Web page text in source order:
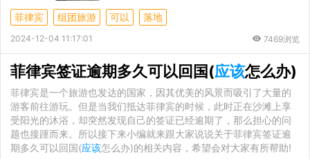
菲律宾 组团旅游 可以 落地
2024-12-04 11:17:01 7469浏览
菲律宾签证逾期多久可以回国(应该怎么办)
菲律宾是一个旅游也发达的国家，因其优美的风景而吸引了大量的
游客前往游玩。但是当我们抵达菲律宾的时候，此时正在沙滩上享
受阳光的沐浴，却突然发现自己的签证已经逾期了，那么担心的问
题也接踵而来。所以接下来小编就来跟大家说说关于菲律宾签证逾
期多久可以回国(应该怎么办)的相关内容，希望会对大家有所帮助!